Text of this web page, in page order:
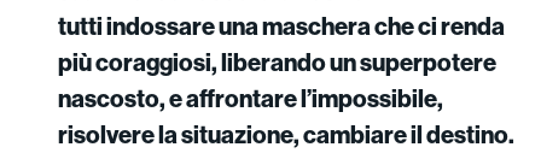
tutti indossare una maschera che ci renda
più coraggiosi, liberando un superpotere
nascosto, e affrontare l’impossibile,
risolvere la situazione, cambiare il destino.